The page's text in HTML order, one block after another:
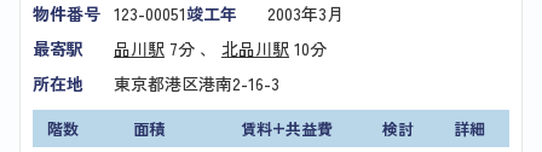
物件番号 123-00051竣工年
2003年3月
最寄駅
品川駅 7分 、 北品川駅 10分
所在地
東京都港区港南2-16-3
階数 面積 賃料+共益費 検討
詳細